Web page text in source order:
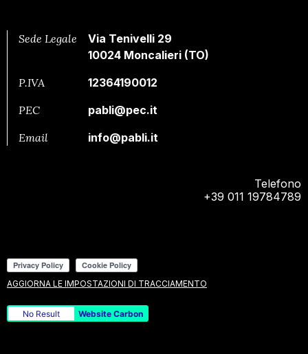
Sede Legale
Via Tenivelli 29
10024 Moncalieri (TO)
P.IVA
12364190012
PEC
pabli@pec.it
Email
info@pabli.it
Telefono
+39 011 19784789
AGGIORNA LE IMPOSTAZIONI DI TRACCIAMENTO
No Result Website Carbon